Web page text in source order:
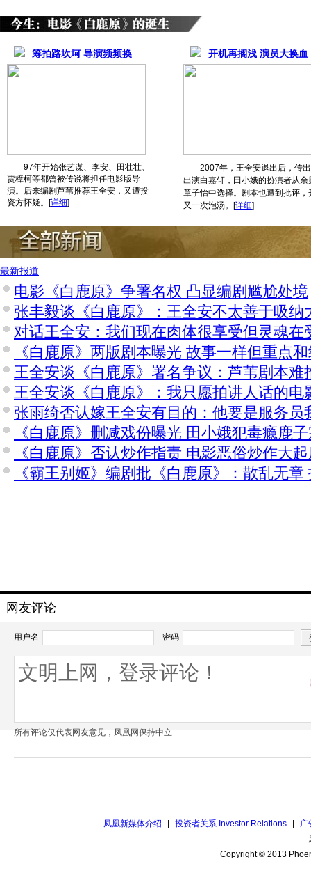
筹拍路坎坷 导演频频换
97年开始张艺谋、李安、田壮壮、
贾樟柯等都曾被传说将担任电影版导
演。后来编剧芦苇推荐王全安，又遭投
资方怀疑。 [详细]
开机再搁浅 演员大换血
2007年，王全安退出后，传
出演白嘉轩，田小娥的扮演者从余
章子怡中选择。剧本也遭到批评，
又一次泡汤。 [详细]
最新报道
电影《白鹿原》争署名权 凸显编剧尴尬处境
张丰毅谈《白鹿原》：王全安不太善于吸纳
对话王全安：我们现在肉体很享受但灵魂在
《白鹿原》两版剧本曝光 故事一样但重点
王全安谈《白鹿原》署名争议：芦苇剧本难
王全安谈《白鹿原》：我只愿拍讲人话的电
张雨绮否认嫁王全安有目的：他要是服务员
《白鹿原》删减戏份曝光 田小娥犯毒瘾鹿
《白鹿原》否认炒作指责 电影恶俗炒作大
《霸王别姬》编剧批《白鹿原》：散乱无章
网友评论
用户名 密码
所有评论仅代表网友意见，凤凰网保持中立
凤凰新媒体介绍 投资者关系 Investor Relations
广
Copyright © 2013